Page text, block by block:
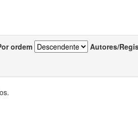
ordem Autores/